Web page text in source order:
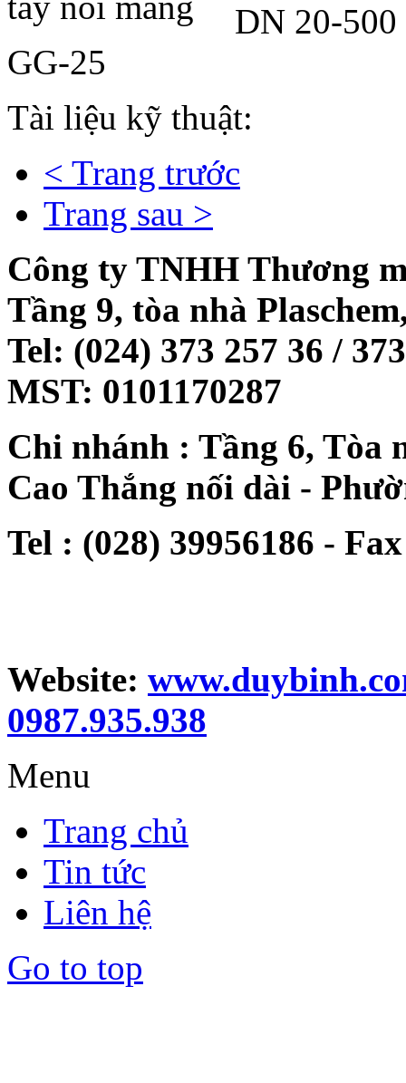
DN 20-500
GG-25
Tài liệu kỹ thuật:
< Trang trước
Trang sau >
Công ty TNHH Thương
Tầng 9, tòa nhà
Tel: (024) 373 257 36 /
MST: 0101170287
Chi nhánh : Tầng 6, Tòa
Cao Thắng nối dài -
Tel : (028) 39956186 -
Website:
0987.935.938
Menu
Trang chủ
Tin tức
Liên hệ
Go to top